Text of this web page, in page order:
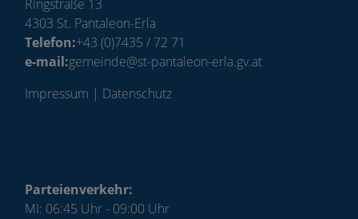
Ringstraße 13
4303 St. Pantaleon-Erla
Telefon:+43 (0)7435 / 72 71
e-mail:gemeinde@st-pantaleon-erla.gv.at
Impressum | Datenschutz
Parteienverkehr:
MI: 06:45 Uhr - 09:00 Uhr